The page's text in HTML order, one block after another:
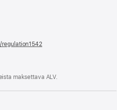
(avautuu
maksettava ALV.